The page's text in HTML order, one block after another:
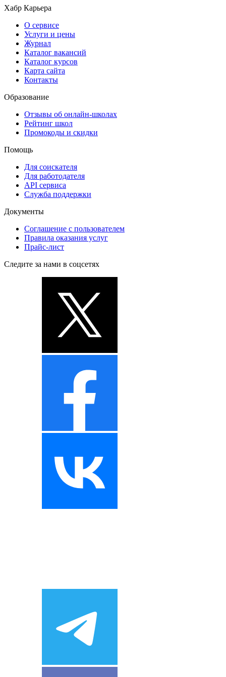
Хабр Карьера
О сервисе
Услуги и цены
Журнал
Каталог вакансий
Каталог курсов
Карта сайта
Контакты
Образование
Отзывы об онлайн-школах
Рейтинг школ
Промокоды и скидки
Помощь
Для соискателя
Для работодателя
API сервиса
Служба поддержки
Документы
Соглашение с пользователем
Правила оказания услуг
Прайс-лист
Следите за нами в соцсетях